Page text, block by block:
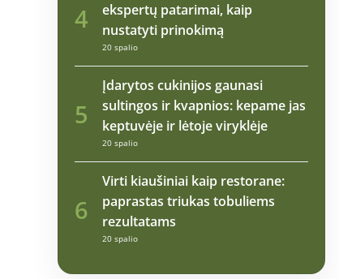
4
ekspertų patarimai, kaip
nustatyti prinokimą
20 spalio
5
Įdarytos cukinijos gaunasi
sultingos ir kvapnios: kepame jas
keptuvėje ir lėtoje viryklėje
20 spalio
6
Virti kiaušiniai kaip restorane:
paprastas triukas tobuliems
rezultatams
20 spalio